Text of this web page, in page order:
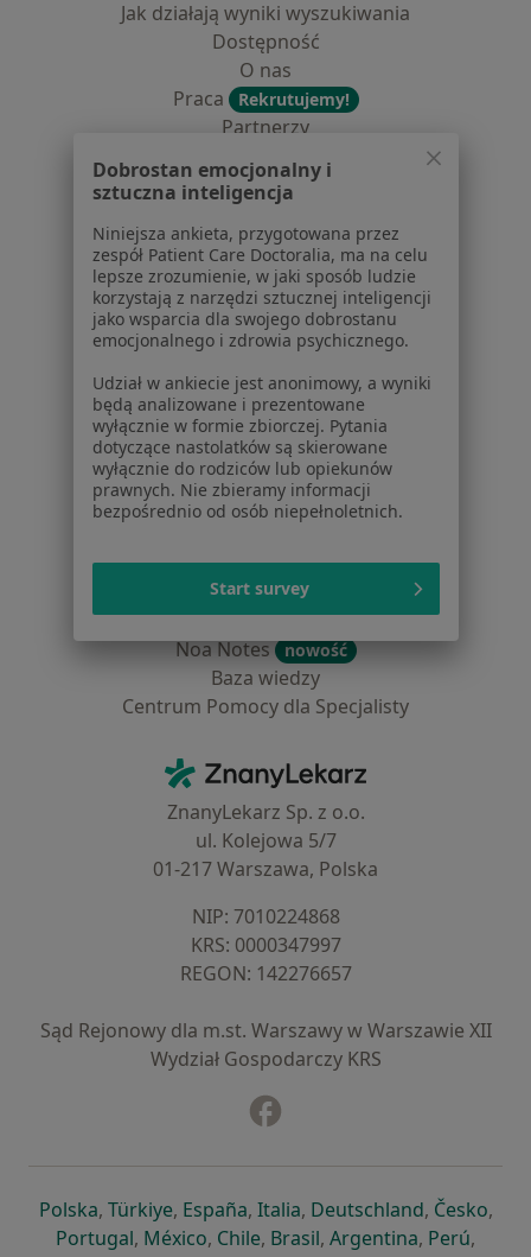
Jak działają wyniki wyszukiwania
Dostępność
O nas
Praca
Rekrutujemy!
Partnerzy
Kontakt
Dla pacjentów
Lekarze
Placówki medyczne
Pytania i odpowiedzi
Usługi i zabiegi
Choroby
Pomoc
Aplikacje mobilne
Blog dla pacjentów
Dla profesjonalistów
Cennik
Dla lekarzy
Dla placówek medycznych
Noa Notes nowość
Baza wiedzy
Centrum Pomocy dla Specjalisty
ZnanyLekarz - Strona główna
ZnanyLekarz Sp. z o.o.
ul. Kolejowa 5/7
01-217 Warszawa, Polska
NIP: ⁠7010224868
KRS: ⁠0000347997
REGON: ⁠142276657
Sąd Rejonowy dla m.st. Warszawy w Warszawie XII
Wydział Gospodarczy KRS
Polskaotwiera się w nowej karcie
, Türkiyeotwiera się w nowej karcie
, Españaotwiera się w nowej karcie
, Italiaotwiera się w nowej
, Deutschlandotwiera się
, Česko,
Portugalotwiera się w nowej karcie
, Méxicootwiera się w nowej karcie
, Chileotwiera się w nowej karcie
, Brasilotwiera się w nowej
, Argentinaotwiera się
, Perú,
Dobrostan emocjonalny i
sztuczna inteligencja
Niniejsza ankieta, przygotowana przez
zespół Patient Care Doctoralia, ma na celu
lepsze zrozumienie, w jaki sposób ludzie
korzystają z narzędzi sztucznej inteligencji
jako wsparcia dla swojego dobrostanu
emocjonalnego i zdrowia psychicznego.
Udział w ankiecie jest anonimowy, a wyniki
będą analizowane i prezentowane
wyłącznie w formie zbiorczej. Pytania
dotyczące nastolatków są skierowane
wyłącznie do rodziców lub opiekunów
prawnych. Nie zbieramy informacji
bezpośrednio od osób niepełnoletnich.
Start survey